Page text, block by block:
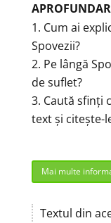
Cum ai
Spovezii?
Pe lângă
de suflet?
Caută sfinți
text și citește-
Mai multe
Textul din